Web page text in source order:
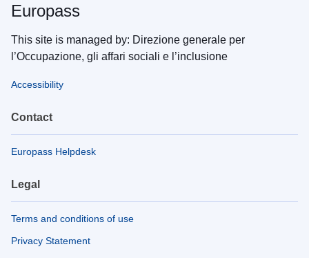
Europass
This site is managed by: Direzione generale per
l’Occupazione, gli affari sociali e l’inclusione
Accessibility
Contact
Europass Helpdesk
Legal
Terms and conditions of use
Privacy Statement